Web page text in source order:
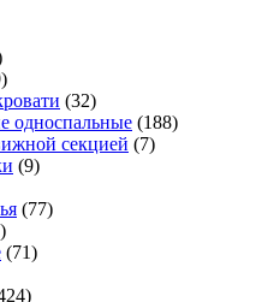
(32)
односпальные (188)
секцией (7)
(9)
(77)
(71)